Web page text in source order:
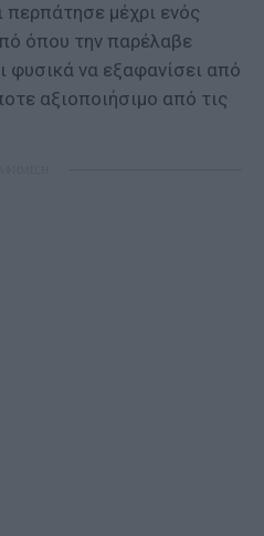
περπάτησε μέχρι ενός
όπου την παρέλαβε
φυσικά να εξαφανίσει από
αξιοποιήσιμο από τις